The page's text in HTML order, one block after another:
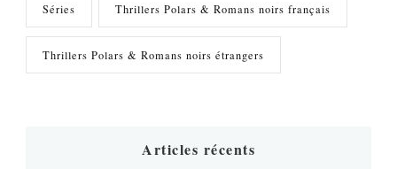
Séries Thrillers Polars & Romans noirs français
Thrillers Polars & Romans noirs étrangers
Articles récents